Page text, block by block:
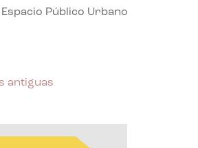
Público Urbano
antiguas